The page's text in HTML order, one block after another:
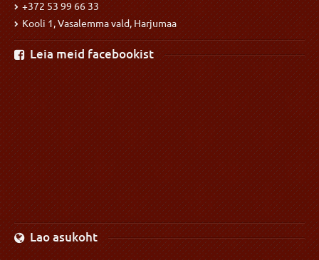
+372 53 99 66 33
Kooli 1, Vasalemma vald, Harjumaa
Leia meid facebookist
Lao asukoht